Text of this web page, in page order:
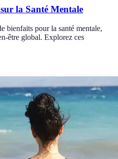
la Santé Mentale
bienfaits pour la santé mentale,
être global. Explorez ces